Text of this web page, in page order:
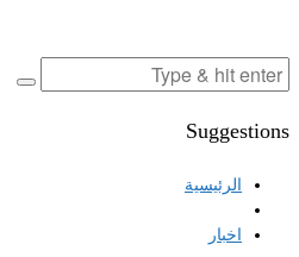
Suggestions
الرئيسية
اخبار